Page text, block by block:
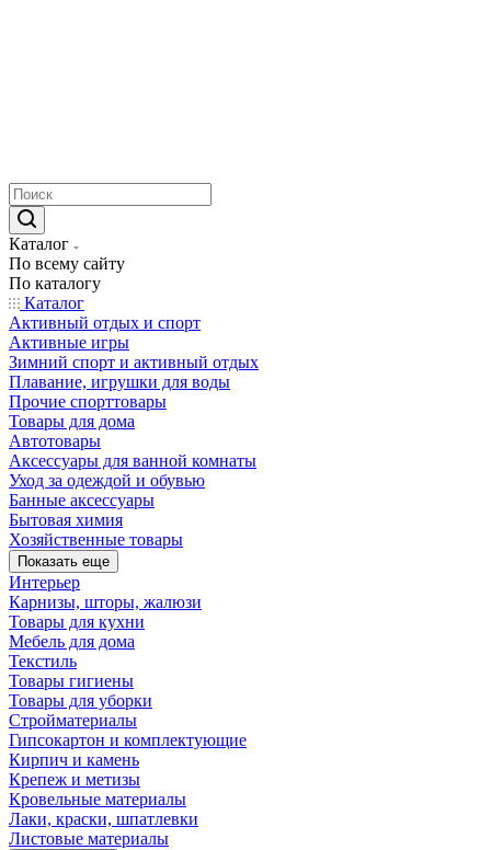
Каталог
По всему сайту
По каталогу
Каталог
Активный отдых и спорт
Активные игры
Зимний спорт и активный отдых
Плавание, игрушки для воды
Прочие спорттовары
Товары для дома
Автотовары
Аксессуары для ванной комнаты
Уход за одеждой и обувью
Банные аксессуары
Бытовая химия
Хозяйственные товары
Показать еще
Интерьер
Карнизы, шторы, жалюзи
Товары для кухни
Мебель для дома
Текстиль
Товары гигиены
Товары для уборки
Стройматериалы
Гипсокартон и комплектующие
Кирпич и камень
Крепеж и метизы
Кровельные материалы
Лаки, краски, шпатлевки
Листовые материалы